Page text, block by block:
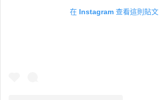
在 Instagram 查看這則貼文